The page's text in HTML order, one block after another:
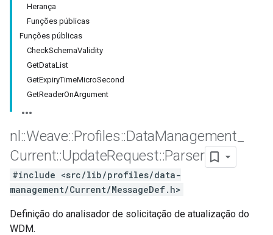
Herança
Funções públicas
Funções públicas
CheckSchemaValidity
GetDataList
GetExpiryTimeMicroSecond
GetReaderOnArgument
nl ::Weave::Profiles::DataManagement
Current::UpdateRequest::Parser
#include <src/lib/profiles/data-
management/Current/MessageDef.h>
Definição do analisador de solicitação de atualização do
WDM.